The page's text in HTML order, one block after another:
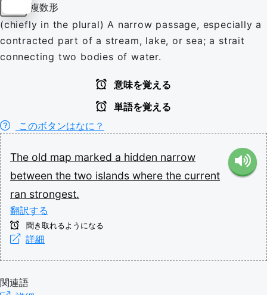
複数形
(chiefly in the plural) A narrow passage, especially a
contracted part of a stream, lake, or sea; a strait
connecting two bodies of water.
意味を覚える
単語を覚える
このボタンはなに？
The old map marked a hidden narrow
between the two islands where the current
ran strongest.
翻訳する
聞き取れるようになる
詳細
関連語